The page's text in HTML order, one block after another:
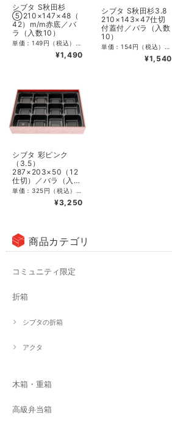
シブタ S秋田杉
⑤210×147×48（
42）m/m赤底／バ
ラ（入数10）
¥1,490
シブタ S秋田杉3.8
210×143×47仕切
付蓋付／バラ（入数
10）
¥1,540
シブタ 彩ピンク
（3.5）
287×203×50（12
仕切）／バラ（入数
10）
¥3,250
商品カテゴリ
コミュニティ限定
折箱
シブタの折箱
アクタ
木箱・重箱
高級弁当箱